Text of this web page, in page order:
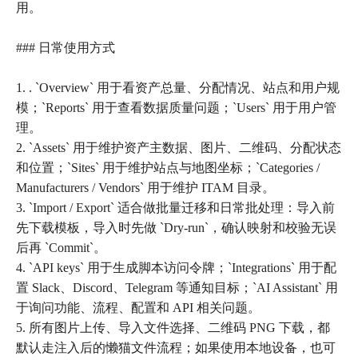
用。
### 日常使用方式
1. . `Overview` 用于看资产总量、分配情况、站点和用户规
模；`Reports` 用于查看数据质量问题；`Users` 用于用户管
理。
2. `Assets` 用于维护资产主数据、图片、二维码、分配状态
和位置；`Sites` 用于维护站点与地图坐标；`Categories /
Manufacturers / Vendors` 用于维护 ITAM 目录。
3. `Import / Export` 适合做批量迁移和日常批处理：导入前
先下载模板，导入时先做 `Dry-run`，确认映射和校验无误
后再 `Commit`。
4. `API keys` 用于生成脚本访问令牌；`Integrations` 用于配
置 Slack、Discord、Telegram 等通知目标；`AI Assistant` 用
于询问功能、流程、配置和 API 相关问题。
5. 所有图片上传、导入文件选择、二维码 PNG 下载，都
默认走注入后的懒猫文件流程；如果使用本地设备，也可